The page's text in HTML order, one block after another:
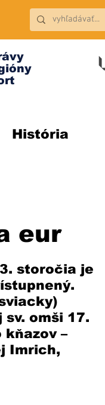
História
eur
storočia je
sv. omši 17.
–
Imrich,